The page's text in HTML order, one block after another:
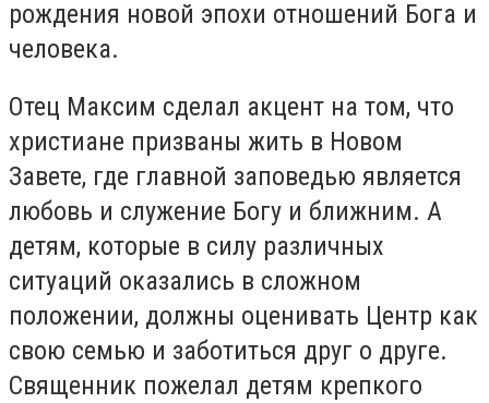
рождения новой эпохи отношений Бога и
человека.
Отец Максим сделал акцент на том, что
христиане призваны жить в Новом
Завете, где главной заповедью является
любовь и служение Богу и ближним. А
детям, которые в силу различных
ситуаций оказались в сложном
положении, должны оценивать Центр как
свою семью и заботиться друг о друге.
Священник пожелал детям крепкого